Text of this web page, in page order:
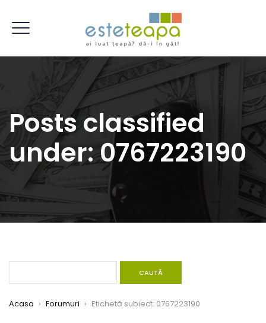
Posts classified
under:0767223190
Acasa › Forumuri › Etichetă subiect: 0767223190